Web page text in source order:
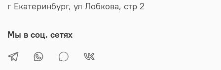
г Екатеринбург, ул Лобкова, стр 2
Мы в соц. сетях